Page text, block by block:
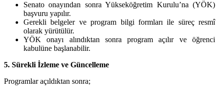
Senato onayından sonra Yükseköğretim Kurulu’na (YÖK)
başvuru yapılır.
Gerekli belgeler ve program bilgi formları ile süreç resmî
olarak yürütülür.
YÖK onayı alındıktan sonra program açılır ve öğrenci
kabulüne başlanabilir.
5. Sürekli İzleme ve Güncelleme
Programlar açıldıktan sonra;